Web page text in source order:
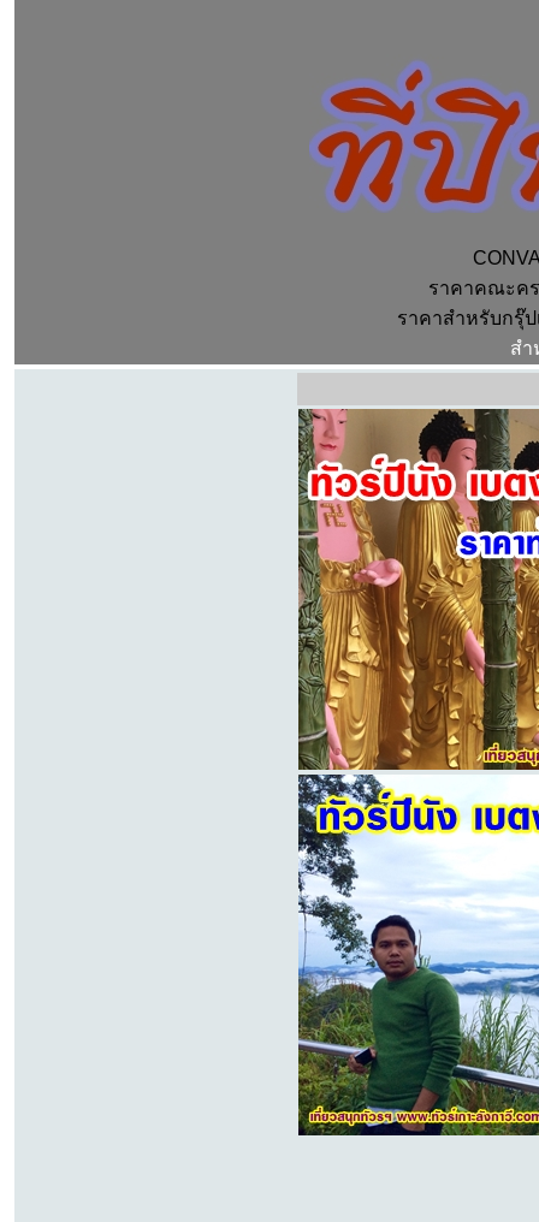
ราคาคณะค
ราคาสำหรับกรุ๊
สำ